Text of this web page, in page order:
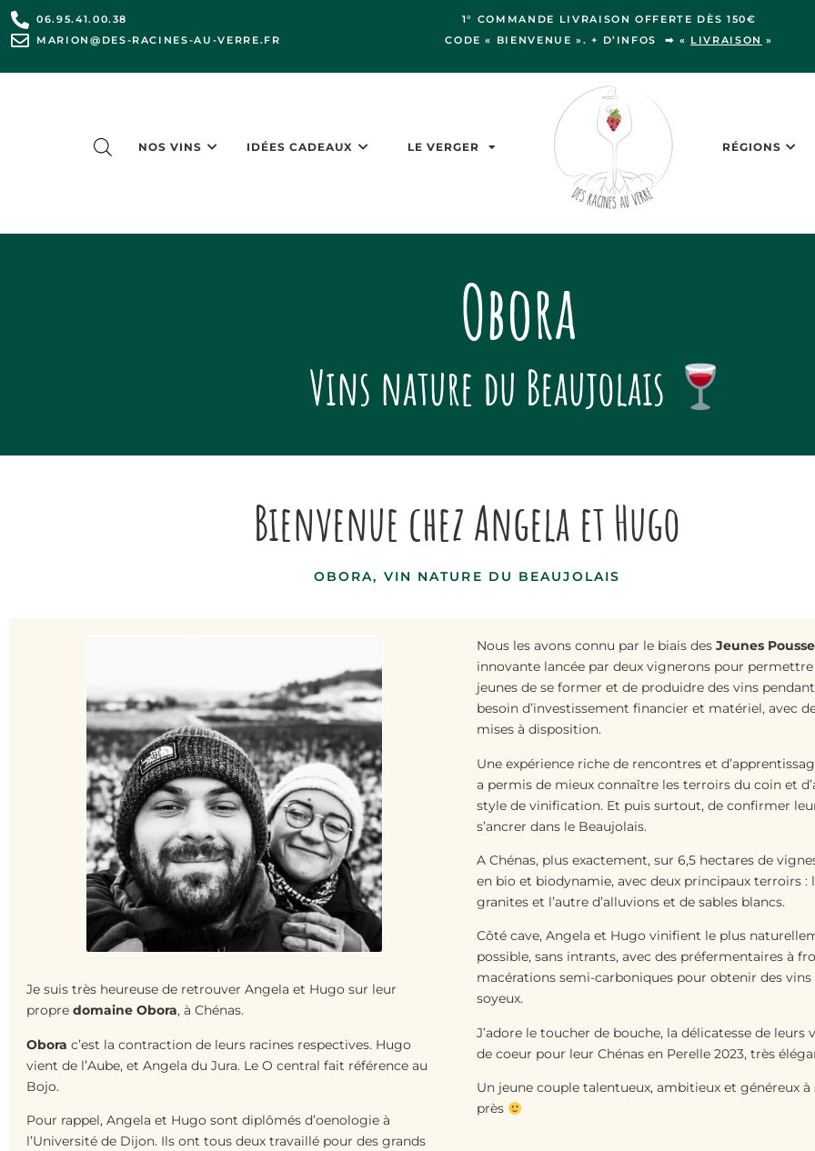
06.95.41.00.38
MARION@DES-RACINES-AU-VERRE.FR
1° COMMANDE LIVRAISON OFFERTE DÈS 150€
CODE « BIENVENUE ». + D’INFOS ➡ « LIVRAISON »
NOS VINS IDÉES CADEAUX LE VERGER RÉGIONS
Obora
Vins nature du Beaujolais
Bienvenue chez Angela et Hugo
OBORA, VIN NATURE DU BEAUJOLAIS
Je suis très heureuse de retrouver Angela et Hugo sur leur
propredomaine Obora, à Chénas.
Obora c’est la contraction de leurs racines respectives. Hugo
vient de l’Aube, et Angela du Jura. Le O central fait référence au
Bojo.
Pour rappel, Angela et Hugo sont diplômés d’oenologie à
l’Université de Dijon. Ils ont tous deux travaillé pour des grands
Nous les avons connu par le biais des Jeunes
innovante lancée par deux vignerons pour permettre
jeunes de se former et de produidre des vins
besoin d’investissement financier et matériel, avec
mises à disposition.
Une expérience riche de rencontres et
a permis de mieux connaître les terroirs du coin et
style de vinification. Et puis surtout, de confirmer
s’ancrer dans le Beaujolais.
A Chénas, plus exactement, sur 6,5 hectares de
en bio et biodynamie, avec deux principaux terroirs :
granites et l’autre d’alluvions et de sables blancs.
Côté cave, Angela et Hugo vinifient le plus
possible, sans intrants, avec des préfermentaires à
macérations semi-carboniques pour obtenir des
soyeux.
J’adore le toucher de bouche, la délicatesse de leurs
de coeur pour leur Chénas en Perelle 2023, très
Un jeune couple talentueux, ambitieux et généreux à
près